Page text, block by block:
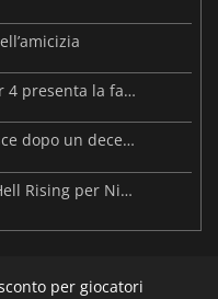
Warhammer 40.000: Dawn of War 4 presenta la fazione dei Necron
Forsaken Realms: Vahrin's Call esce dopo un decennio di sviluppo
Annunciato ufficialmente il DLC Hell Rising per Nioh 3
per giocatori